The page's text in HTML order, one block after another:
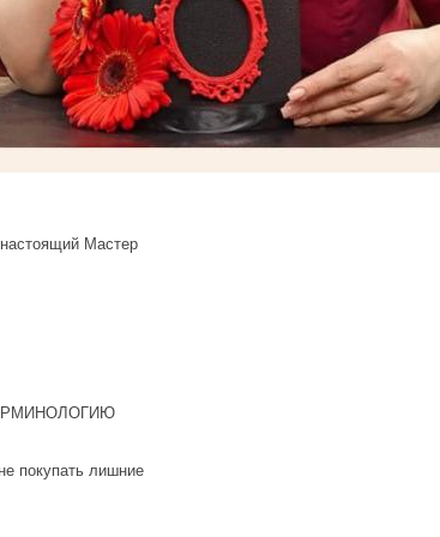
настоящий Мастер
покупать лишние